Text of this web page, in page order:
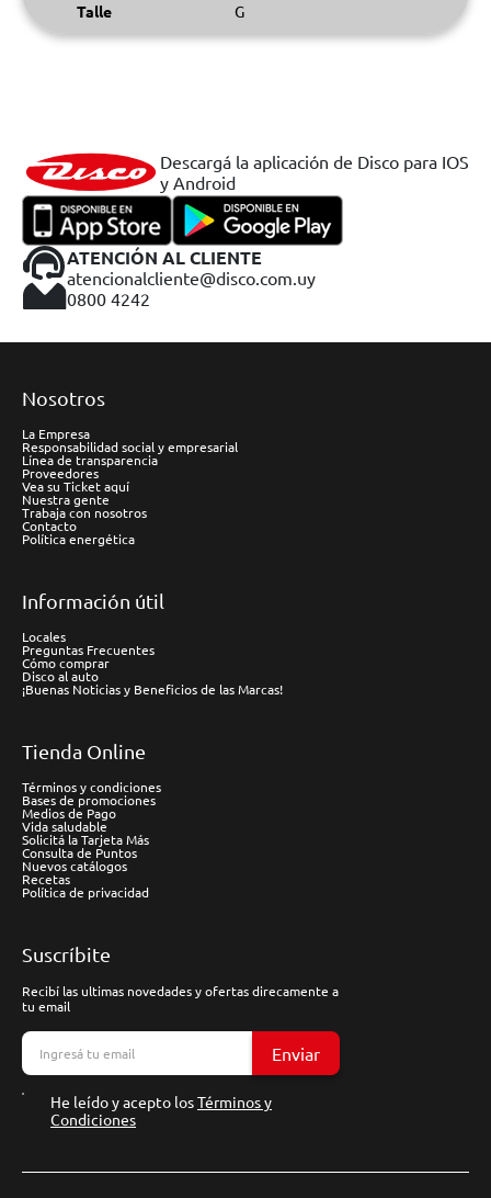
Talle G
Descargá la aplicación de Disco para IOS
y Android
ATENCIÓN AL CLIENTE
atencionalcliente@disco.com.uy
0800 4242
Nosotros
La Empresa
Responsabilidad social y empresarial
Línea de transparencia
Proveedores
Vea su Ticket aquí
Nuestra gente
Trabaja con nosotros
Contacto
Política energética
Información útil
Locales
Preguntas Frecuentes
Cómo comprar
Disco al auto
¡Buenas Noticias y Beneficios de las Marcas!
Tienda Online
Términos y condiciones
Bases de promociones
Medios de Pago
Vida saludable
Solicitá la Tarjeta Más
Consulta de Puntos
Nuevos catálogos
Recetas
Política de privacidad
Suscríbite
Recibí las ultimas novedades y ofertas direcamente a
tu email
Enviar
He leído y acepto losTérminos y
Condiciones